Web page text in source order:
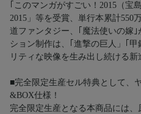
｢このマンガがすごい！2015（宝
2015」等を受賞、単行本累計550
道ファンタジー、｢魔法使いの嫁
ション制作は、｢進撃の巨人」｢
リティな映像を生み出し続ける
■完全限定生産セル特典として、
&BOX仕様！
完全限定生産となる本商品には